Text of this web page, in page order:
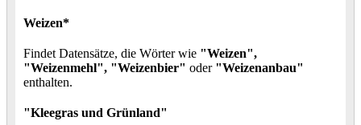
Weizen*
Findet Datensätze, die Wörter wie "Weizen",
"Weizenmehl", "Weizenbier" oder "Weizenanbau"
enthalten.
"Kleegras und Grünland"